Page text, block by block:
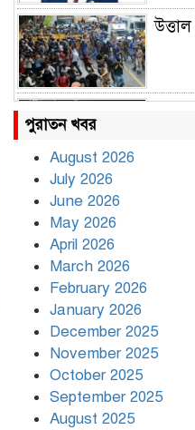
বৃষ্টি
পুরাতন খবর
August 2026
July 2026
June 2026
May 2026
April 2026
March 2026
February 2026
January 2026
December 2025
November 2025
October 2025
September 2025
August 2025